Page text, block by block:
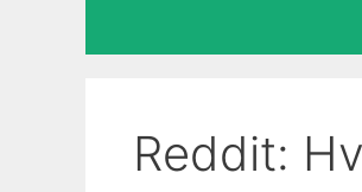
Reddit: